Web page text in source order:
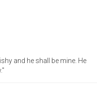
and he shall be mine. He